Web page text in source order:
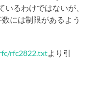
るわけではないが、
には制限があるよう
rfc2822.txtより引